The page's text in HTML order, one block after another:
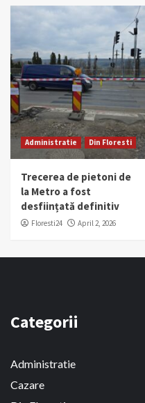
Administratie Din Floresti
Trecerea de pietoni de
la Metro a fost
desființată definitiv
Floresti24 April 2, 2026
Categorii
Administratie
Cazare